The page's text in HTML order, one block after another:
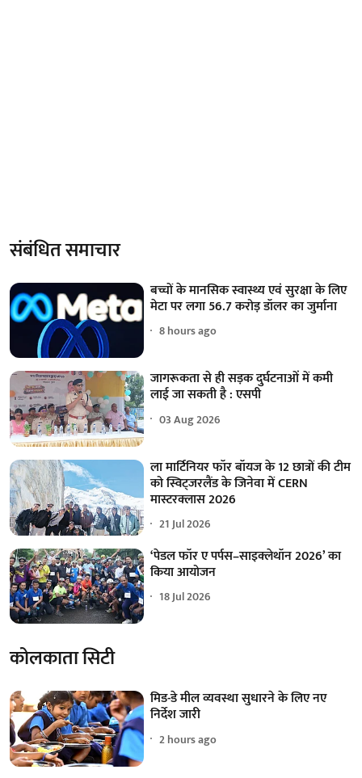
संबंधित समाचार
बच्चों के मानसिक स्वास्थ्य एवं सुरक्षा के लिए
मेटा पर लगा 56.7 करोड़ डॉलर का जुर्माना
8 hours ago
जागरूकता से ही सड़क दुर्घटनाओं में कमी
लाई जा सकती है : एसपी
03 Aug 2026
ला मार्टिनियर फॉर बॉयज के 12 छात्रों की टीम
को स्विट्जरलैंड के जिनेवा में CERN
मास्टरक्लास 2026
21 Jul 2026
‘पेडल फॉर ए पर्पस–साइक्लेथॉन 2026’ का
किया आयोजन
18 Jul 2026
कोलकाता सिटी
मिड-डे मील व्यवस्था सुधारने के लिए नए
निर्देश जारी
2 hours ago